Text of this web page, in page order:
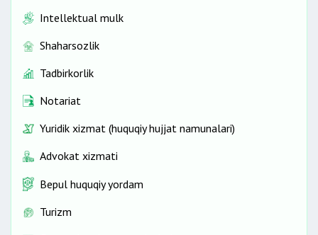
Intellektual mulk
Shaharsozlik
Tadbirkorlik
Notariat
Yuridik xizmat (huquqiy hujjat namunalari)
Advokat xizmati
Bepul huquqiy yordam
Turizm